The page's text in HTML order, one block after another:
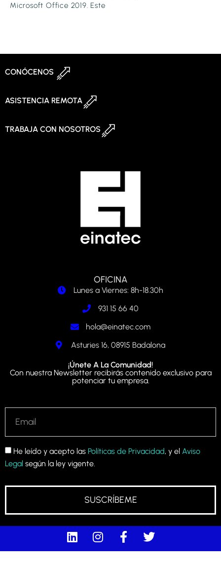
Microsoft Office 2019. Este
CONÓCENOS
ASISTENCIA REMOTA
TRABAJA CON NOSOTROS
OFICINA
Lunes a Viernes: 8h-18.30h
931 15 66 40
hola@einatec.com
Asturies 16, 08915 Badalona
¡Únete A La Comunidad!
Con nuestra Newsletter recibirás contenido exclusivo para
potenciar tu empresa.
He leído y acepto las Políticas de Privacidad, y el Aviso
Legal según la ley vigente.
SUSCRÍBEME